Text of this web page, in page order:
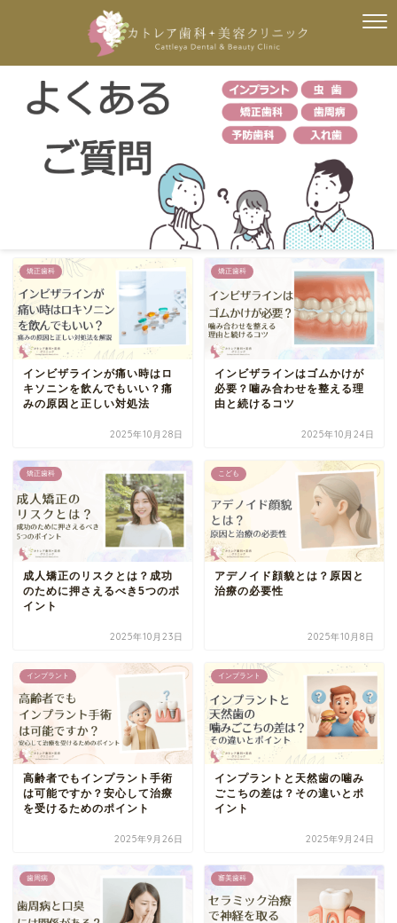
矯正歯科
インビザラインが痛い時はロ
キソニンを飲んでもいい？痛
みの原因と正しい対処法
2025年10月28日
矯正歯科
インビザラインはゴムかけが
必要？噛み合わせを整える理
由と続けるコツ
2025年10月24日
矯正歯科
成人矯正のリスクとは？成功
のために押さえるべき5つのポ
イント
2025年10月23日
こども
アデノイド顔貌とは？原因と
治療の必要性
2025年10月8日
インプラント
高齢者でもインプラント手術
は可能ですか？安心して治療
を受けるためのポイント
2025年9月26日
インプラント
インプラントと天然歯の噛み
ごこちの差は？その違いとポ
イント
2025年9月24日
歯周病 審美歯科